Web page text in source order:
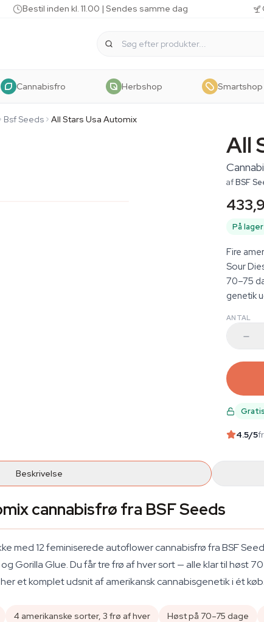
Bestil inden kl. 11.00 | Sendes samme dag
Cannabisfro Herbshop Smartshop
Bsf Seeds All Stars Usa Automix
All
afBSF
På lager
Fire
Sour
70–75
genetik
ANTAL
4.5/5
Beskrivelse
cannabisfrø fra BSF Seeds
med 12 feminiserede autoflower cannabisfrø fra BSF
Gorilla Glue. Du får tre frø af hver sort — alle klar til
et komplet udsnit af amerikansk cannabisgenetik i ét køb.
4 amerikanske sorter, 3 frø af hver Høst på 70–75 dage